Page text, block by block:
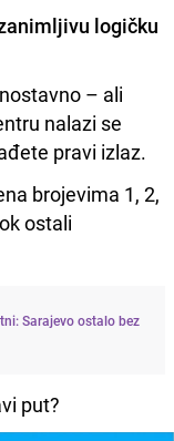
logičku
– ali
nalazi se
pravi izlaz.
brojevima 1, 2,
ostali
Sarajevo ostalo bez
put?